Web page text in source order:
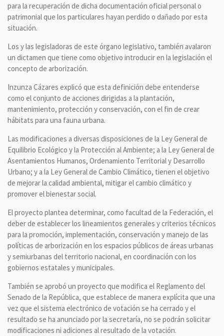
para la recuperación de dicha documentación oficial personal o
patrimonial que los particulares hayan perdido o dañado por esta
situación.
Los y las legisladoras de este órgano legislativo, también avalaron
un dictamen que tiene como objetivo introducir en la legislación el
concepto de arborización.
Inzunza Cázares explicó que esta definición debe entenderse
como el conjunto de acciones dirigidas a la plantación,
mantenimiento, protección y conservación, con el fin de crear
hábitats para una fauna urbana.
Las modificaciones a diversas disposiciones de la Ley General de
Equilibrio Ecológico y la Protección al Ambiente; a la Ley General de
Asentamientos Humanos, Ordenamiento Territorial y Desarrollo
Urbano; y a la Ley General de Cambio Climático, tienen el objetivo
de mejorar la calidad ambiental, mitigar el cambio climático y
promover el bienestar social.
El proyecto plantea determinar, como facultad de la Federación, el
deber de establecer los lineamientos generales y criterios técnicos
para la promoción, implementación, conservación y manejo de las
políticas de arborización en los espacios públicos de áreas urbanas
y semiurbanas del territorio nacional, en coordinación con los
gobiernos estatales y municipales.
También se aprobó un proyecto que modifica el Reglamento del
Senado de la República, que establece de manera explícita que una
vez que el sistema electrónico de votación se ha cerrado y el
resultado se ha anunciado por la secretaría, no se podrán solicitar
modificaciones ni adiciones al resultado de la votación.